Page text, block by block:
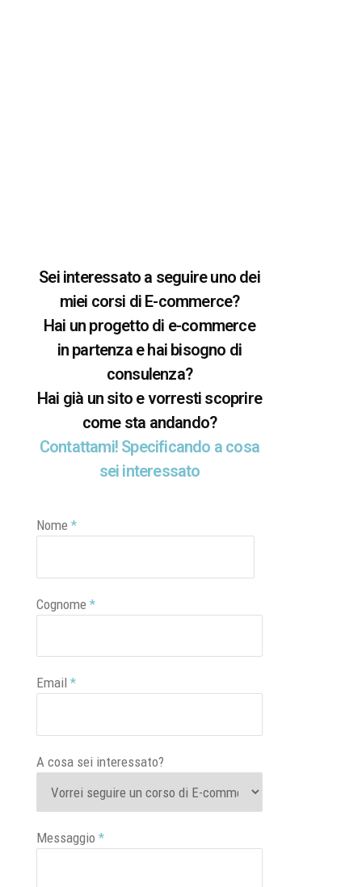
Sei interessato a seguire uno dei
miei corsi di E-commerce?
Hai un progetto di e-commerce
in partenza e hai bisogno di
consulenza?
Hai già un sito e vorresti scoprire
come sta andando?
Contattami! Specificando a cosa
sei interessato
Nome *
Cognome *
Email *
A cosa sei interessato?
Messaggio *